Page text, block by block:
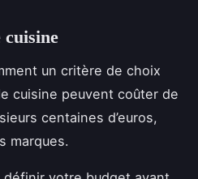
un critère de choix
cuisine peuvent coûter de
centaines d’euros,
marques.